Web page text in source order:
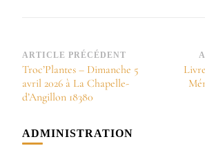
Navigation
d’article
ARTICLE PRÉCÉDENT
Troc’Plantes – Dimanche 5
avril 2026 à La Chapelle-
d’Angillon 18380
ADMINISTRATION